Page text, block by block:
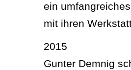
ein
mit ihren
2015
Gunter Demnig